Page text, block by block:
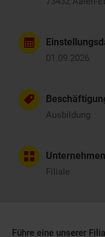
01.09.2026
Ausbildung
Filiale
Führe eine unserer